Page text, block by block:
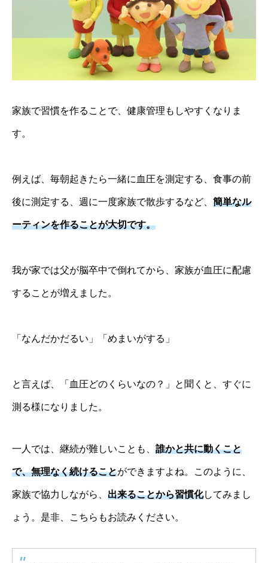
家族で習慣を作ることで、健康管理もしやすくなりま
す。
例えば、毎朝起きたら一緒に血圧を測定する、食事の前
後に測定する、週に一度家族で散歩するなど、 簡単なル
ーティンを作ることが大切です。
我が家では父が脳卒中で倒れてから、家族が血圧に配慮
することが増えました。
「なんだかだるい」「めまいがする」
と言えば、「血圧どのくらいなの？」と聞くと、すぐに
測る様になりました。
一人では、継続が難しいことも、 誰かと共に動くこと
で、無理なく続けることができますよね。このように、
家族で協力しながら、 出来ることから習慣化してみまし
ょう。是非、こちらもお読みください。